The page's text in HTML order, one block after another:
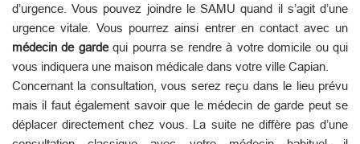
d’urgence. Vous pouvez joindre le SAMU quand il s’agit d’une
urgence vitale. Vous pourrez ainsi entrer en contact avec un
médecin de gardequi pourra se rendre à votre domicile ou qui
vous indiquera une maison médicale dans votre ville Capian.
Concernant la consultation, vous serez reçu dans le lieu prévu
mais il faut également savoir que le médecin de garde peut se
déplacer directement chez vous. La suite ne diffère pas d’une